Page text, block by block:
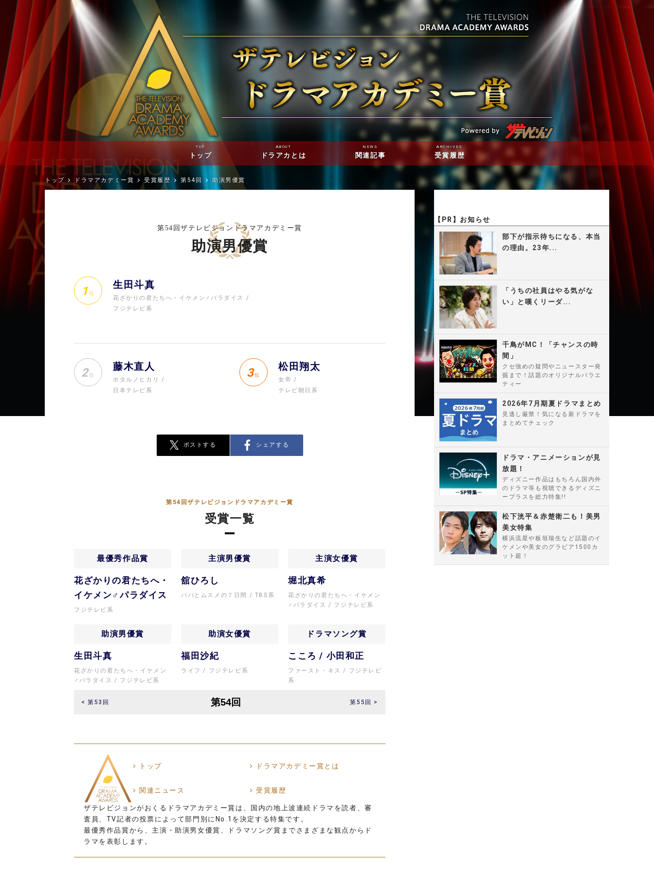
TOP
トップ
ABOUT
ドラアカとは
NEWS
関連記事
ARCHIVES
受賞履歴
トップ ドラマアカデミー賞 受賞履歴 第54回 助演男優賞
第54回ザテレビジョンドラマアカデミー賞
助演男優賞
1位
生田斗真
花ざかりの君たちへ・イケメン♂パラダイス
フジテレビ系
2位
藤木直人
ホタルノヒカリ
日本テレビ系
3位
松田翔太
女帝
テレビ朝日系
ポストする シェアする
第54回ザテレビジョンドラマアカデミー賞
受賞一覧
最優秀作品賞
花ざかりの君たちへ・
イケメン♂パラダイス
フジテレビ系
主演男優賞
舘ひろし
パパとムスメの７日間 TBS系
主演女優賞
堀北真希
花ざかりの君たちへ・イケメン
♂パラダイス
フジテレビ系
助演男優賞
生田斗真
花ざかりの君たちへ・イケメン
♂パラダイス
フジテレビ系
助演女優賞
福田沙紀
ライフ フジテレビ系
ドラマソング賞
こころ 小田和正
ファースト・キス
フジテレビ
系
< 第53回 第55回 >
トップ ドラマアカデミー賞とは
関連ニュース 受賞履歴
ザテレビジョンがおくるドラマアカデミー賞は、国内の地上波連続ドラマを読者、審
査員、TV記者の投票によって部門別にNo.1を決定する特集です。
最優秀作品賞から、主演・助演男女優賞、ドラマソング賞までさまざまな観点からド
ラマを表彰します。
【PR】お知らせ
部下が指示待ちになる、本当
の理由。23年...
「うちの社員はやる気がな
い」と嘆くリーダ...
千鳥がMC！「チャンスの時
間」
クセ強めの疑問やニュースター発
掘まで！話題のオリジナルバラエ
ティー
2026年7月期夏ドラマまとめ
見逃し厳禁！気になる新ドラマを
まとめてチェック
ドラマ・アニメーションが見
放題！
ディズニー作品はもちろん国内外
のドラマ等も視聴できるディズニ
ープラスを総力特集!!
松下洸平＆赤楚衛二も！美男
美女特集
横浜流星や板垣瑞生など話題のイ
ケメンや美女のグラビア1500カ
ット超！